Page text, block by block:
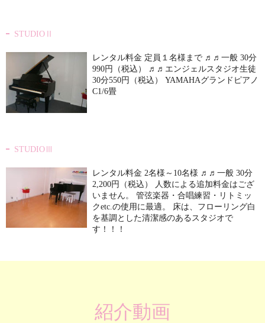
STUDIOⅡ
レンタル料金 定員１名様まで ♬♬一般 30分
990円（税込） ♬♬エンジェルスタジオ生徒
30分550円（税込） YAMAHAグランドピアノ
C1/6畳
STUDIOⅢ
レンタル料金 2名様～10名様 ♬♬一般 30分
2,200円（税込） 人数による追加料金はござ
いません。 管弦楽器・合唱練習・リトミッ
クetc.の使用に最適。 床は、フローリング白
を基調とした清潔感のあるスタジオで
す！！！
紹介動画